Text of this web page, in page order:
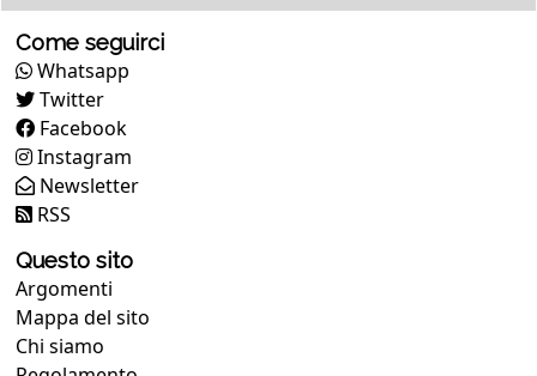
Come seguirci
Whatsapp
Twitter
Facebook
Instagram
Newsletter
RSS
Questo sito
Argomenti
Mappa del sito
Chi siamo